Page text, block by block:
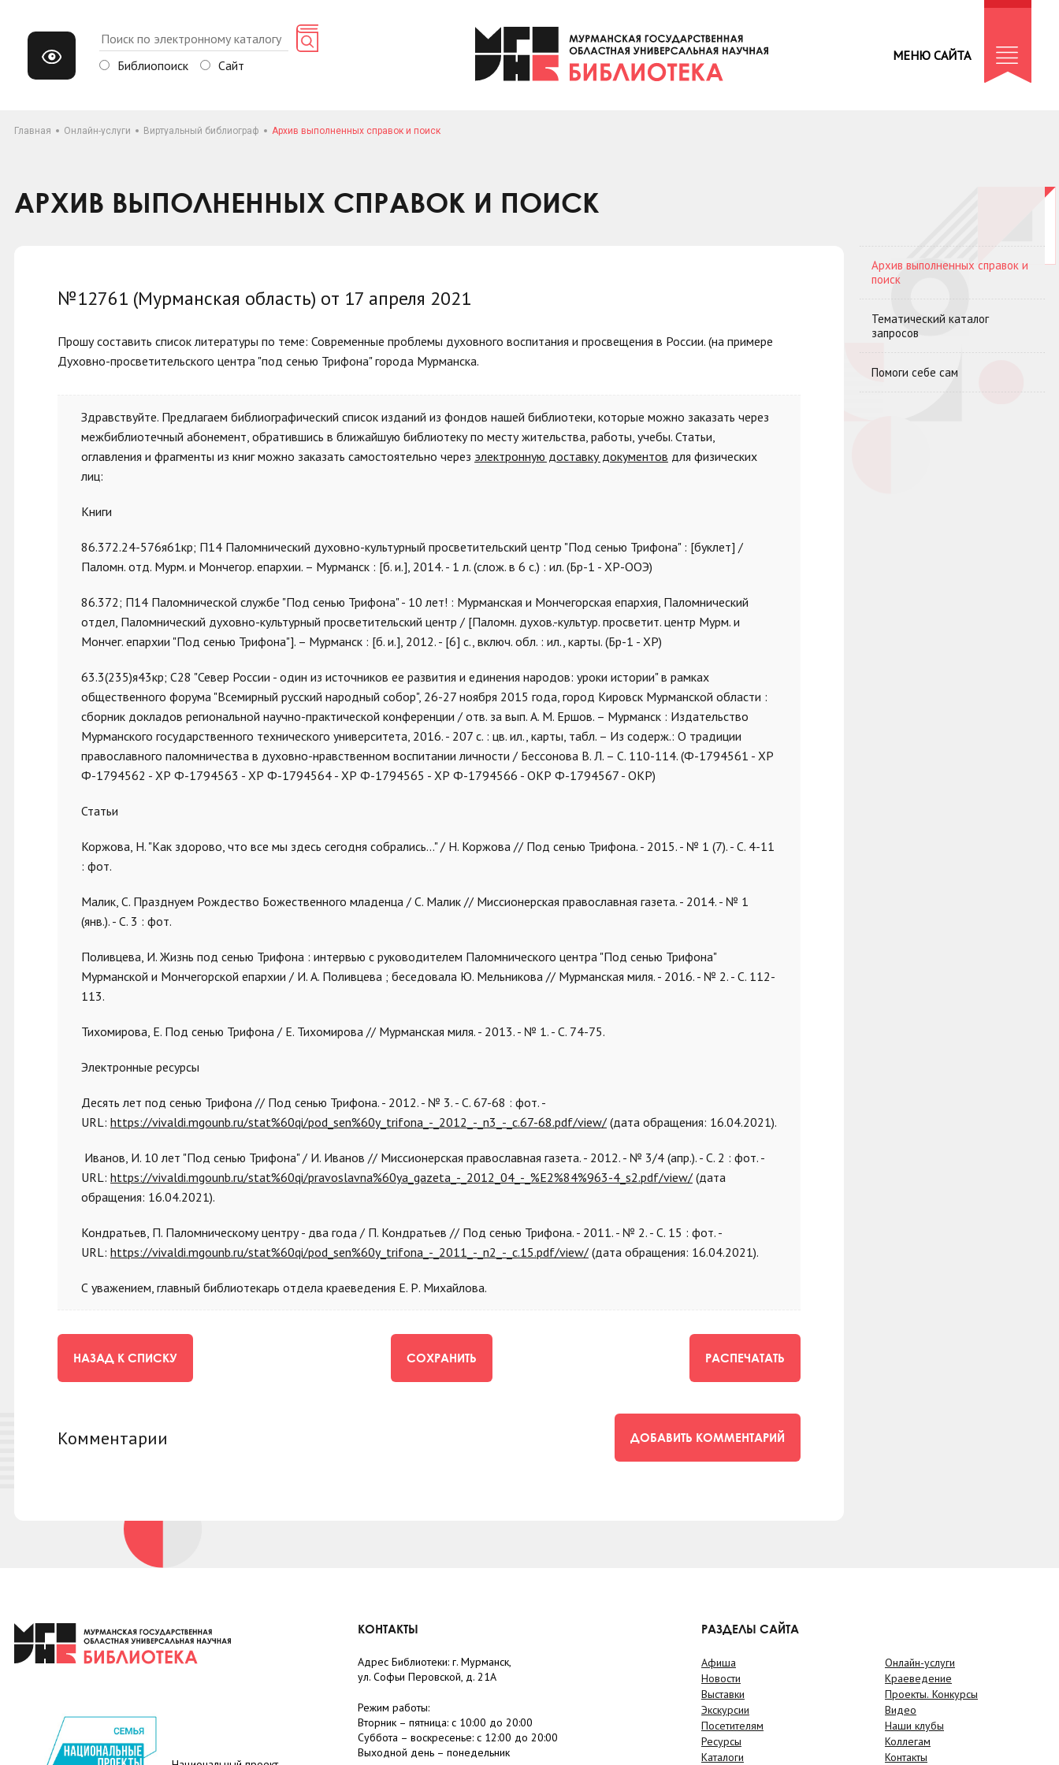
Библиопоиск Сайт
МЕНЮ САЙТА
Главная Онлайн-услуги Виртуальный библиограф Архив выполненных справок и поиск
АРХИВ ВЫПОЛНЕННЫХ СПРАВОК И ПОИСК
№12761 (Мурманская область) от 17 апреля 2021
Прошу составить список литературы по теме: Современные проблемы духовного воспитания и просвещения в России. (на примере
Духовно-просветительского центра "под сенью Трифона" города Мурманска.
Здравствуйте. Предлагаем библиографический список изданий из фондов нашей библиотеки, которые можно заказать через
межбиблиотечный абонемент, обратившись в ближайшую библиотеку по месту жительства, работы, учебы. Статьи,
оглавления и фрагменты из книг можно заказать самостоятельно через электронную доставку документов для физических
лиц:
Книги
86.372.24-576я61кр; П14 Паломнический духовно-культурный просветительский центр "Под сенью Трифона" : [буклет] /
Паломн. отд. Мурм. и Мончегор. епархии. – Мурманск : [б. и.], 2014. - 1 л. (слож. в 6 с.) : ил. (Бр-1 - ХР-ООЭ)
86.372; П14 Паломнической службе "Под сенью Трифона" - 10 лет! : Мурманская и Мончегорская епархия, Паломнический
отдел, Паломнический духовно-культурный просветительский центр / [Паломн. духов.-культур. просветит. центр Мурм. и
Мончег. епархии "Под сенью Трифона"]. – Мурманск : [б. и.], 2012. - [6] с., включ. обл. : ил., карты. (Бр-1 - ХР)
63.3(235)я43кр; С28 "Север России - один из источников ее развития и единения народов: уроки истории" в рамках
общественного форума "Всемирный русский народный собор", 26-27 ноября 2015 года, город Кировск Мурманской области :
сборник докладов региональной научно-практической конференции / отв. за вып. А. М. Ершов. – Мурманск : Издательство
Мурманского государственного технического университета, 2016. - 207 с. : цв. ил., карты, табл. – Из содерж.: О традиции
православного паломничества в духовно-нравственном воспитании личности / Бессонова В. Л. – С. 110-114. (Ф-1794561 - ХР
Ф-1794562 - ХР Ф-1794563 - ХР Ф-1794564 - ХР Ф-1794565 - ХР Ф-1794566 - ОКР Ф-1794567 - ОКР)
Статьи
Коржова, Н. "Как здорово, что все мы здесь сегодня собрались..." / Н. Коржова // Под сенью Трифона. - 2015. - № 1 (7). - С. 4-11
: фот.
Малик, С. Празднуем Рождество Божественного младенца / С. Малик // Миссионерская православная газета. - 2014. - № 1
(янв.). - С. 3 : фот.
Поливцева, И. Жизнь под сенью Трифона : интервью с руководителем Паломнического центра "Под сенью Трифона"
Мурманской и Мончегорской епархии / И. А. Поливцева ; беседовала Ю. Мельникова // Мурманская миля. - 2016. - № 2. - С. 112-
113.
Тихомирова, Е. Под сенью Трифона / Е. Тихомирова // Мурманская миля. - 2013. - № 1. - С. 74-75.
Электронные ресурсы
Десять лет под сенью Трифона // Под сенью Трифона. - 2012. - № 3. - С. 67-68 : фот. -
URL: https://vivaldi.mgounb.ru/stat%60qi/pod_sen%60y_trifona_-_2012_-_n3_-_c.67-68.pdf/view/ (дата обращения: 16.04.2021).
Иванов, И. 10 лет "Под сенью Трифона" / И. Иванов // Миссионерская православная газета. - 2012. - № 3/4 (апр.). - С. 2 : фот. -
URL: https://vivaldi.mgounb.ru/stat%60qi/pravoslavna%60ya_gazeta_-_2012_04_-_%E2%84%963-4_s2.pdf/view/ (дата
обращения: 16.04.2021).
Кондратьев, П. Паломническому центру - два года / П. Кондратьев // Под сенью Трифона. - 2011. - № 2. - С. 15 : фот. -
URL: https://vivaldi.mgounb.ru/stat%60qi/pod_sen%60y_trifona_-_2011_-_n2_-_c.15.pdf/view/ (дата обращения: 16.04.2021).
С уважением, главный библиотекарь отдела краеведения Е. Р. Михайлова.
НАЗАД К СПИСКУ СОХРАНИТЬ РАСПЕЧАТАТЬ
Комментарии ДОБАВИТЬ КОММЕНТАРИЙ
Архив выполненных справок и
поиск
Тематический каталог
запросов
Помоги себе сам
КОНТАКТЫ
Адрес Библиотеки: г. Мурманск,
ул. Софьи Перовской, д. 21А
Режим работы:
Вторник – пятница: с 10:00 до 20:00
Суббота – воскресенье: c 12:00 до 20:00
Выходной день – понедельник
РАЗДЕЛЫ САЙТА
Афиша
Новости
Выставки
Экскурсии
Посетителям
Ресурсы
Каталоги
Онлайн-услуги
Краеведение
Проекты. Конкурсы
Видео
Наши клубы
Коллегам
Контакты